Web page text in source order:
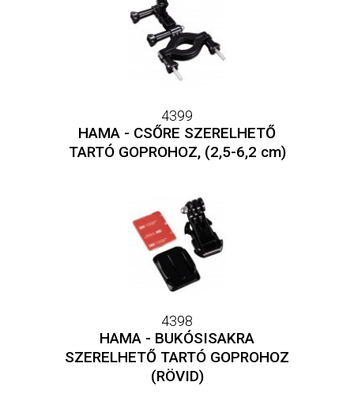
4399
HAMA - CSŐRE SZERELHETŐ
TARTÓ GOPROHOZ, (2,5-6,2 cm)
4398
HAMA - BUKÓSISAKRA
SZERELHETŐ TARTÓ GOPROHOZ
(RÖVID)